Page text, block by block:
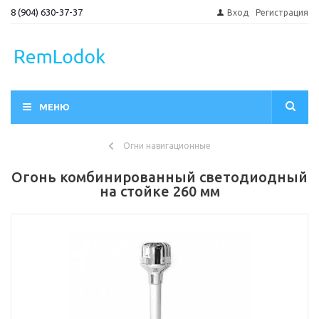
8 (904) 630-37-37 Вход Регистрация
МЕНЮ
Огни навигационные
Огонь комбинированный светодиодный
на стойке 260 мм